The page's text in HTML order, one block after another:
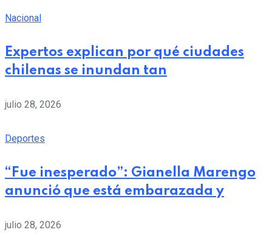
Nacional
Expertos explican por qué ciudades
chilenas se inundan tan
julio 28, 2026
Deportes
“Fue inesperado”: Gianella Marengo
anunció que está embarazada y
julio 28, 2026